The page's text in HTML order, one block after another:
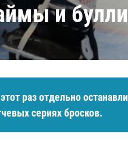
и
раз отдельно
сериях бросков.